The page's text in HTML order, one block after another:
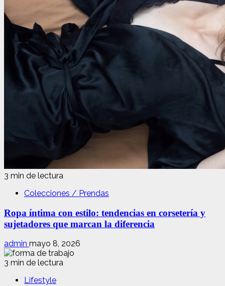
3 min de lectura
Colecciones / Prendas
Ropa íntima con estilo: tendencias en corsetería y
sujetadores que marcan la diferencia
admin mayo 8, 2026
3 min de lectura
Lifestyle